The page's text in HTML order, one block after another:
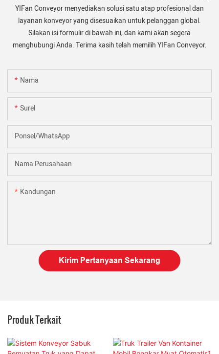
YIFan Conveyor menyediakan solusi satu atap profesional dan
layanan konveyor yang disesuaikan untuk pelanggan global.
Silakan isi formulir di bawah ini, dan kami akan segera
menghubungi Anda. Terima kasih telah memilih YIFan Conveyor.
Nama
Surel
Ponsel/WhatsApp
Nama Perusahaan
Kandungan
Kirim Pertanyaan Sekarang
Produk Terkait